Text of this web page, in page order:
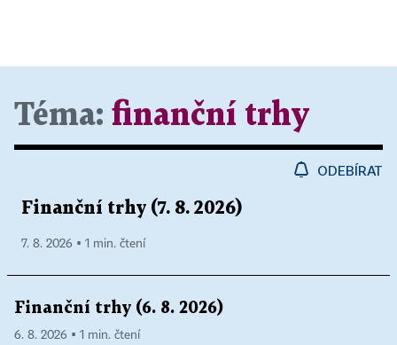
Téma: finanční trhy
ODEBÍRAT
Finanční trhy (7. 8. 2026)
7. 8. 2026 ▪ 1 min. čtení
Finanční trhy (6. 8. 2026)
6. 8. 2026 ▪ 1 min. čtení